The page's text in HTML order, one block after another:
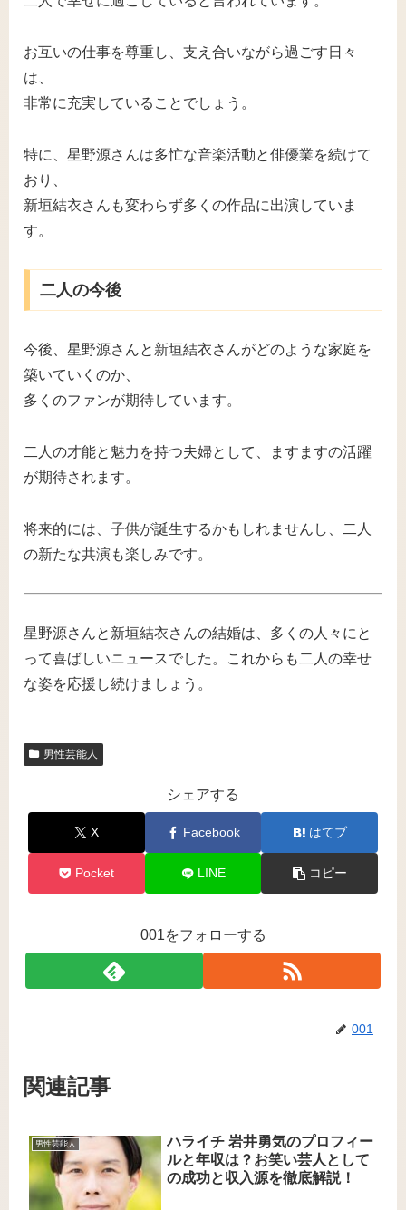
お互いの仕事を尊重し、支え合いながら過ごす日々
は、
非常に充実していることでしょう。
特に、星野源さんは多忙な音楽活動と俳優業を続けて
おり、
新垣結衣さんも変わらず多くの作品に出演していま
す。
二人の今後
今後、星野源さんと新垣結衣さんがどのような家庭を
築いていくのか、
多くのファンが期待しています。
二人の才能と魅力を持つ夫婦として、ますますの活躍
が期待されます。
将来的には、子供が誕生するかもしれませんし、二人
の新たな共演も楽しみです。
星野源さんと新垣結衣さんの結婚は、多くの人々にと
って喜ばしいニュースでした。これからも二人の幸せ
な姿を応援し続けましょう。
男性芸能人
シェアする
X Facebook はてブ
Pocket LINE コピー
001をフォローする
001
関連記事
男性芸能人
ハライチ 岩井勇気のプロフィー
ルと年収は？お笑い芸人として
の成功と収入源を徹底解説！